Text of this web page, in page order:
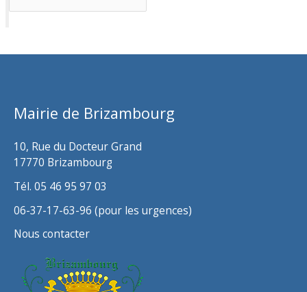
r
h
Mairie de Brizambourg
10, Rue du Docteur Grand
17770 Brizambourg
Tél. 05 46 95 97 03
06-37-17-63-96 (pour les urgences)
Nous contacter